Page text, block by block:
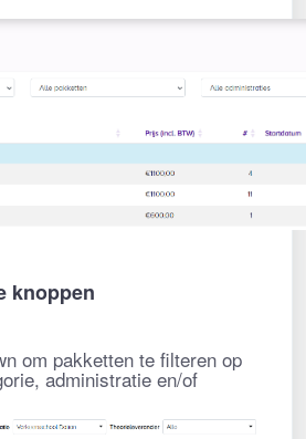
knoppen
om pakketten te filteren op
administratie en/of